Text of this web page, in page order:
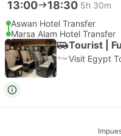
13:00 18:30 5h 30m
Aswan Hotel Transfer
Marsa Alam Hotel Transfer
Tourist |
Visit Egypt